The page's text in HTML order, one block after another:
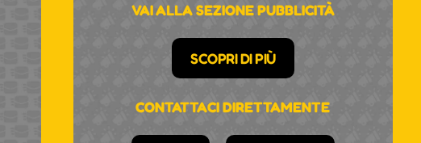
VAI ALLA SEZIONE PUBBLICITÀ
SCOPRI DI PIÙ
CONTATTACI DIRETTAMENTE